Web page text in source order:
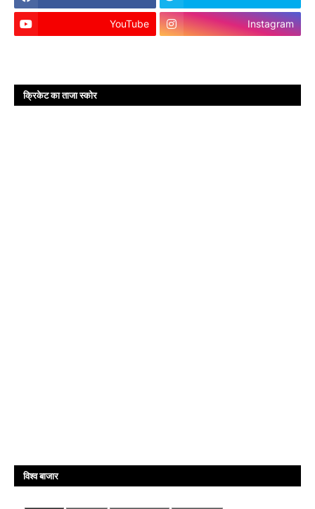
YouTube Instagram
क्रिकेट का ताजा स्कोर
विश्व बाजार